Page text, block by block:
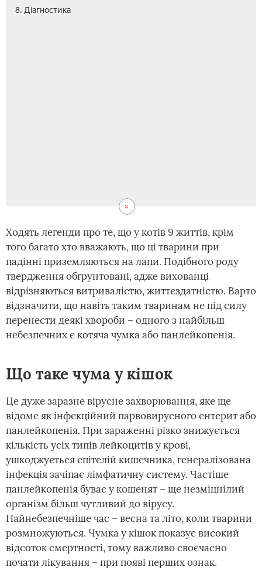
8. Діагностика
Ходять легенди про те, що у котів 9 життів, крім
того багато хто вважають, що ці тварини при
падінні приземляються на лапи. Подібного роду
твердження обгрунтовані, адже вихованці
відрізняються витривалістю, життєздатністю. Варто
відзначити, що навіть таким тваринам не під силу
перенести деякі хвороби – одного з найбільш
небезпечних є котяча чумка або панлейкопенія.
Що таке чума у кішок
Це дуже заразне вірусне захворювання, яке ще
відоме як інфекційний парвовирусного ентерит або
панлейкопенія. При зараженні різко знижується
кількість усіх типів лейкоцитів у крові,
ушкоджується епітелій кишечника, генералізована
інфекція зачіпає лімфатичну систему. Частіше
панлейкопенія буває у кошенят – ще незміцнілий
організм більш чутливий до вірусу.
Найнебезпечніше час – весна та літо, коли тварини
розмножуються. Чумка у кішок показує високий
відсоток смертності, тому важливо своєчасно
почати лікування – при появі перших ознак.